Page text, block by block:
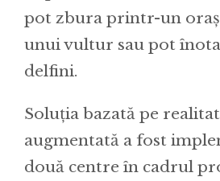
pot zbura printr-un
unui vultur sau pot
delfini.
Soluția bazată pe
augmentată a fost
două centre în cadrul